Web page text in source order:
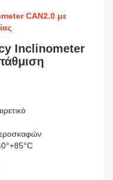
CAN2.0 με
Inclinometer